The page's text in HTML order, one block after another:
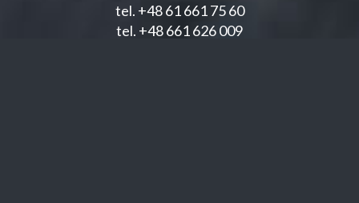
tel. +48 61 661 75 60
tel. +48 661 626 009